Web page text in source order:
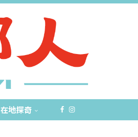
在地探奇